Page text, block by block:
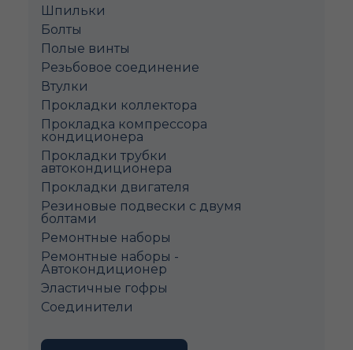
Шпильки
Болты
Полые винты
Pезьбовое соединение
Втулки
Прокладки коллектора
Прокладка компрессора
кондиционера
Прокладки трубки
автокондиционера
Прокладки двигателя
Резиновые подвески с двумя
болтами
Ремонтные наборы
Ремонтные наборы -
Автокондиционер
Эластичные гофры
Соединители